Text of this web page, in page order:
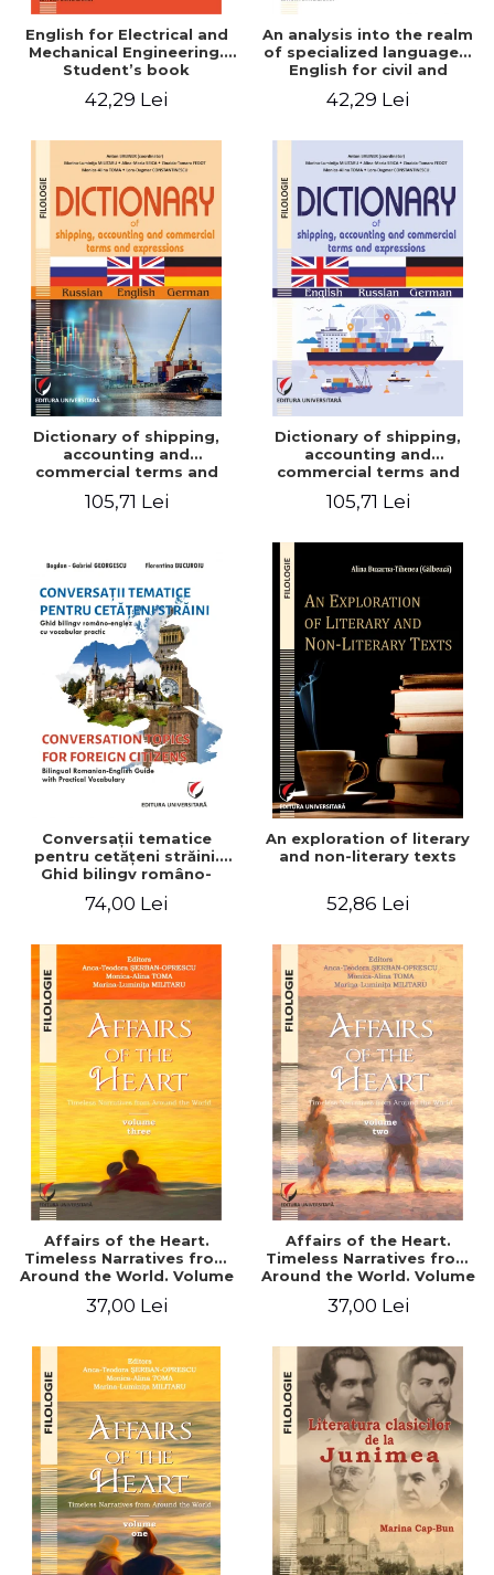
English for Electrical and
Mechanical Engineering.
Student’s book
42,29 Lei
An analysis into the realm
of specialized languages.
English for civil and
42,29 Lei
Dictionary of shipping,
accounting and
commercial terms and
English-German
105,71 Lei
Dictionary of shipping,
accounting and
commercial terms and
Russian – German
105,71 Lei
Conversaţii tematice
pentru cetăţeni străini.
Ghid bilingv româno-
practic/Conversation
Bilingual Romanian-English
guide with practical
vocabulary
74,00 Lei
An exploration of literary
and non-literary texts
52,86 Lei
Affairs of the Heart.
Timeless Narratives from
Around the World. Volume
37,00 Lei
Affairs of the Heart.
Timeless Narratives from
Around the World. Volume
37,00 Lei